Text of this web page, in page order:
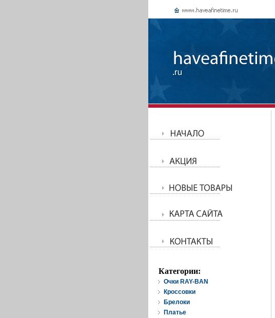
Категории:
Очки RAY-BAN
Кроссовки
Брелоки
Платье